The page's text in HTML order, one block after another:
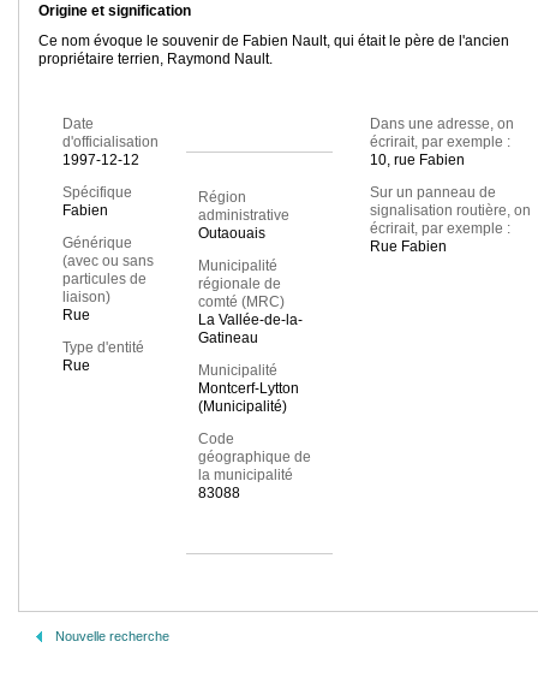
Origine et signification
Ce nom évoque le souvenir de Fabien Nault, qui était le père de l'ancien
propriétaire terrien, Raymond Nault.
Date
d'officialisation
1997-12-12
Spécifique
Fabien
Générique
(avec ou sans
particules de
liaison)
Rue
Type d'entité
Rue
Région
administrative
Outaouais
Municipalité
régionale de
comté (MRC)
La Vallée-de-la-
Gatineau
Municipalité
Montcerf-Lytton
(Municipalité)
Code
géographique de
la municipalité
83088
Dans une adresse, on
écrirait, par exemple :
10, rue Fabien
Sur un panneau de
signalisation routière, on
écrirait, par exemple :
Rue Fabien
Nouvelle recherche